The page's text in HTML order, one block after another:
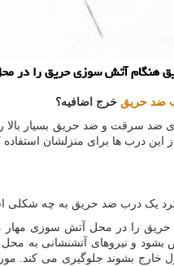
آتش سوزی حریق را در
ضد حریق خرج اضافیه؟
ضد سرقت و ضد حریق بسیار بالا
این درب ها برای منزلشان
یک درب ضد حریق به چه
را در محل آتش سوزی مهار
و نیروهای آتشنشانی به محل
منزل خارج بشوند جلوگیری می